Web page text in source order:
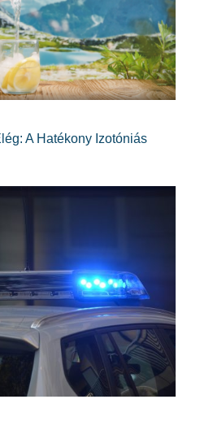
A Hatékony Izotóniás